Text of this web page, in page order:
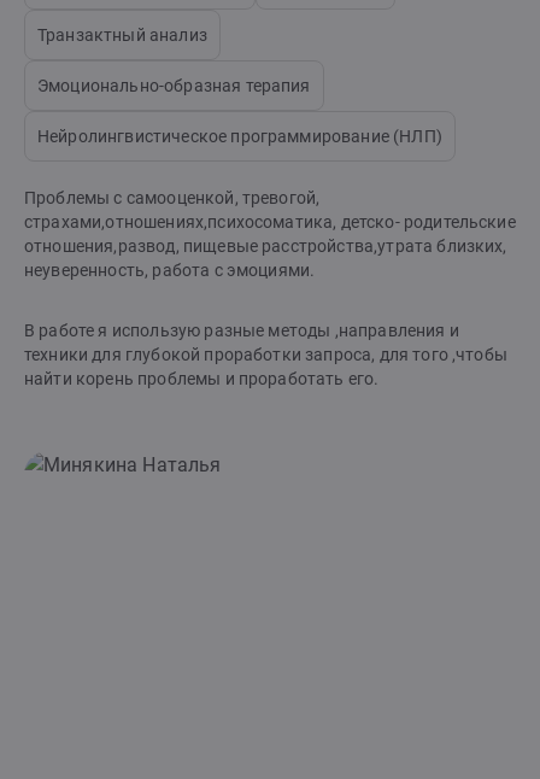
Транзактный анализ
Эмоционально-образная терапия
Нейролингвистическое программирование (НЛП)
Проблемы с самооценкой, тревогой,
страхами,отношениях,психосоматика, детско- родительские
отношения,развод, пищевые расстройства,утрата близких,
неуверенность, работа с эмоциями.
В работе я использую разные методы ,направления и
техники для глубокой проработки запроса, для того ,чтобы
найти корень проблемы и проработать его.